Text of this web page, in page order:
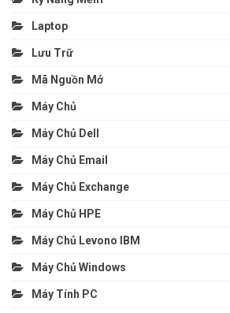
Laptop
Lưu Trữ
Mã Nguồn Mở
Máy Chủ
Máy Chủ Dell
Máy Chủ Email
Máy Chủ Exchange
Máy Chủ HPE
Máy Chủ Levono IBM
Máy Chủ Windows
Máy Tính PC